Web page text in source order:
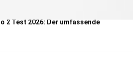
2 Test 2026: Der umfassende